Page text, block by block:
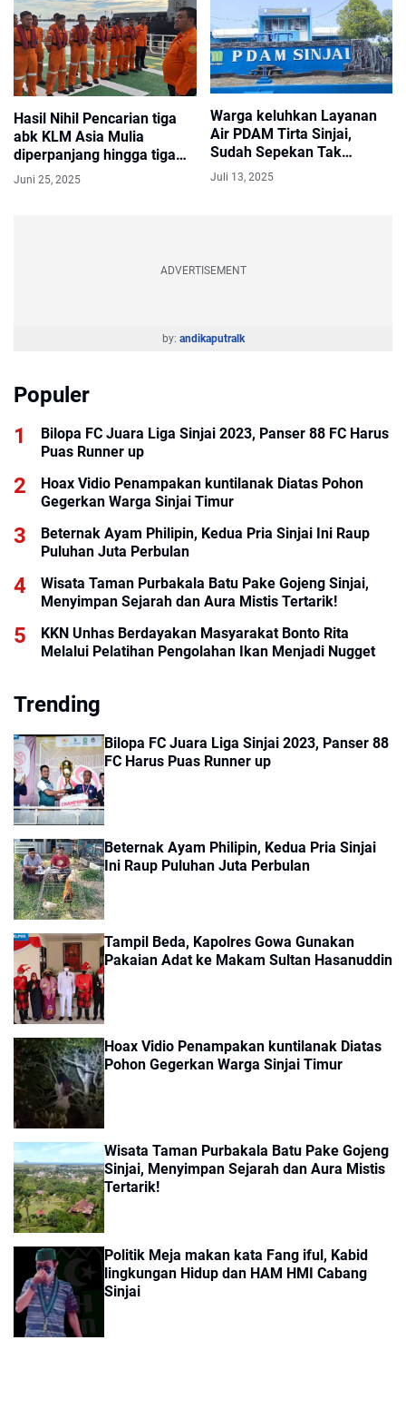
Hasil Nihil Pencarian tiga
abk KLM Asia Mulia
diperpanjang hingga tiga
hari kedepan
Juni 25, 2025
Warga keluhkan Layanan
Air PDAM Tirta Sinjai,
Sudah Sepekan Tak
Mengalir
Juli 13, 2025
ADVERTISEMENT
by: andikaputralk
Populer
Bilopa FC Juara Liga Sinjai 2023, Panser 88 FC Harus
Puas Runner up
Hoax Vidio Penampakan kuntilanak Diatas Pohon
Gegerkan Warga Sinjai Timur
Beternak Ayam Philipin, Kedua Pria Sinjai Ini Raup
Puluhan Juta Perbulan
Wisata Taman Purbakala Batu Pake Gojeng Sinjai,
Menyimpan Sejarah dan Aura Mistis Tertarik!
KKN Unhas Berdayakan Masyarakat Bonto Rita
Melalui Pelatihan Pengolahan Ikan Menjadi Nugget
Trending
Bilopa FC Juara Liga Sinjai 2023, Panser 88
FC Harus Puas Runner up
Beternak Ayam Philipin, Kedua Pria Sinjai
Ini Raup Puluhan Juta Perbulan
Tampil Beda, Kapolres Gowa Gunakan
Pakaian Adat ke Makam Sultan Hasanuddin
Hoax Vidio Penampakan kuntilanak Diatas
Pohon Gegerkan Warga Sinjai Timur
Wisata Taman Purbakala Batu Pake Gojeng
Sinjai, Menyimpan Sejarah dan Aura Mistis
Tertarik!
Politik Meja makan kata Fang iful, Kabid
lingkungan Hidup dan HAM HMI Cabang
Sinjai